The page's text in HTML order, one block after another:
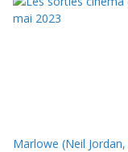
Marlowe (Neil